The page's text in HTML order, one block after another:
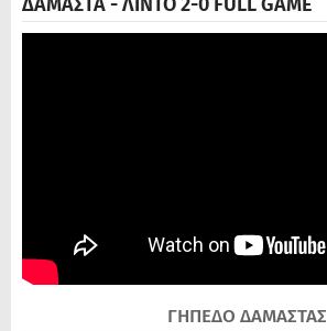
ΓΗΠΕΔΟ ΔΑΜΑΣΤΑΣ